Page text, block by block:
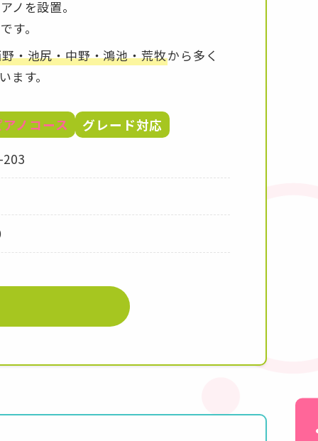
ノを設置。
す。
・池尻・中野・鴻池・荒牧から多く
ます。
アノコース
グレード対応